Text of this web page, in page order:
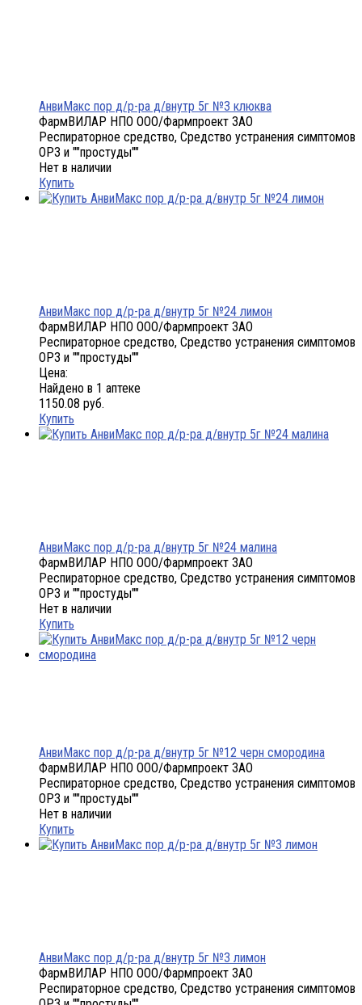
АнвиМакс пор д/р-ра д/внутр 5г №3 клюква
ФармВИЛАР НПО ООО/Фармпроект ЗАО
Респираторное средство, Средство устранения симптомов
ОРЗ и ""простуды""
Нет в наличии
Купить
АнвиМакс пор д/р-ра д/внутр 5г №24 лимон
ФармВИЛАР НПО ООО/Фармпроект ЗАО
Респираторное средство, Средство устранения симптомов
ОРЗ и ""простуды""
Цена:
Найдено в 1 аптеке
1150.08 руб.
Купить
АнвиМакс пор д/р-ра д/внутр 5г №24 малина
ФармВИЛАР НПО ООО/Фармпроект ЗАО
Респираторное средство, Средство устранения симптомов
ОРЗ и ""простуды""
Нет в наличии
Купить
АнвиМакс пор д/р-ра д/внутр 5г №12 черн смородина
ФармВИЛАР НПО ООО/Фармпроект ЗАО
Респираторное средство, Средство устранения симптомов
ОРЗ и ""простуды""
Нет в наличии
Купить
АнвиМакс пор д/р-ра д/внутр 5г №3 лимон
ФармВИЛАР НПО ООО/Фармпроект ЗАО
Респираторное средство, Средство устранения симптомов